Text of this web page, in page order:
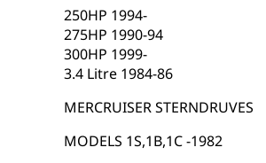
250HP 1994-
275HP 1990-94
300HP 1999-
3.4 Litre 1984-86
MERCRUISER STERNDRUVES
MODELS 1S,1B,1C -1982